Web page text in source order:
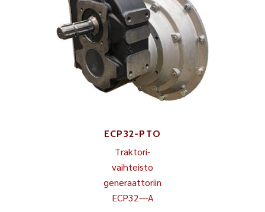
ECP32-PTO
Traktori-
vaihteisto
generaattoriin
ECP32---A